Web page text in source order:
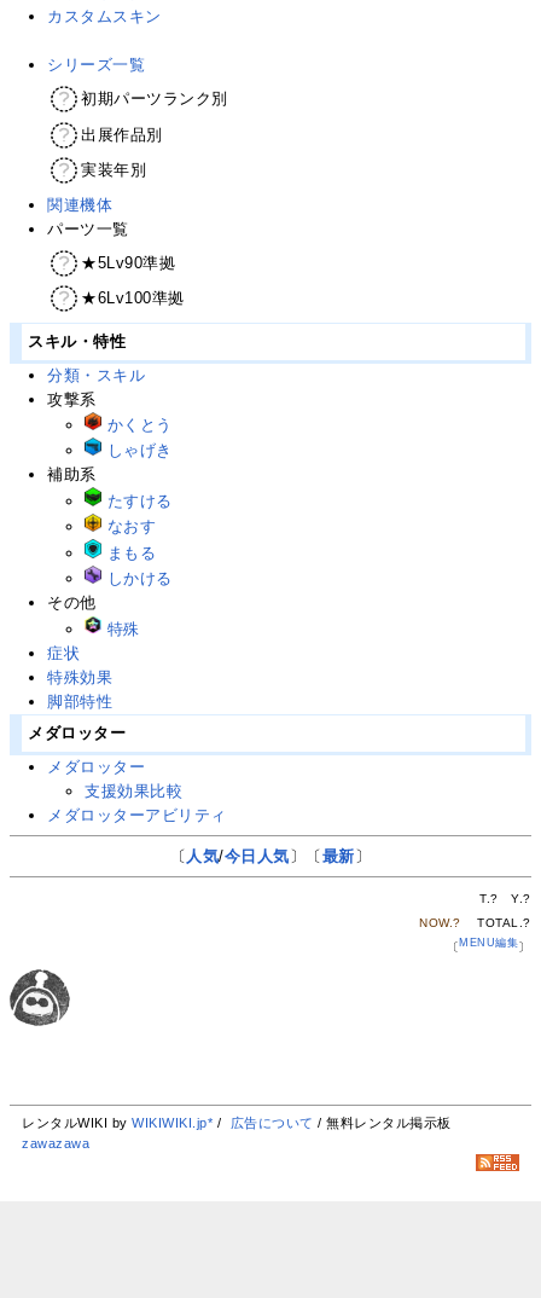
カスタムスキン
シリーズ一覧
初期パーツランク別
出展作品別
実装年別
関連機体
パーツ一覧
★5Lv90準拠
★6Lv100準拠
スキル・特性
分類・スキル
攻撃系
かくとう
しゃげき
補助系
たすける
なおす
まもる
しかける
その他
特殊
症状
特殊効果
脚部特性
メダロッター
メダロッター
支援効果比較
メダロッターアビリティ
〔 人気/今日人気〕〔最新〕
T.? Y.?
NOW.? TOTAL.?
〔MENU編集〕
レンタルWIKI byWIKIWIKI.jp* / 広告について
/ 無料レンタル掲示板
zawazawa